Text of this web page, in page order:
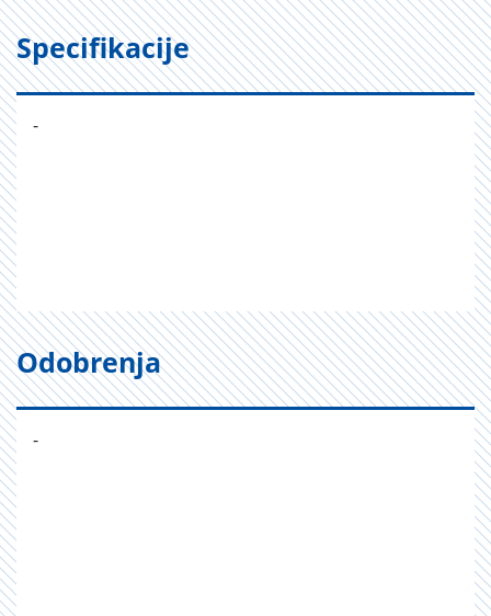
Specifikacije
-
Odobrenja
-